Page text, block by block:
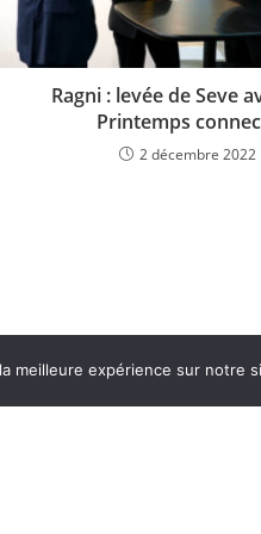
Ragni : levée de Seve
Printemps
2 décembre 2022
meilleure expérience sur